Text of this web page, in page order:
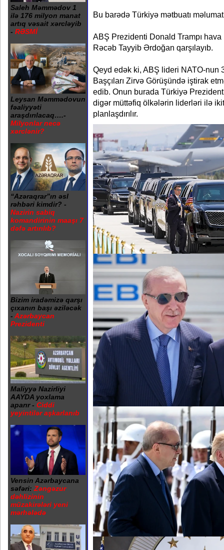
Saleh Məmmədov 1
ilə 176 milyon manat
artıq vəsait xərcləyib
- RƏSMİ
Leysan Məmmədovun
fəaliyyəti
araşdırılacaq….-
Milyonlar necə
xərclənir?
“Azəraqrar”ın əsl
rəhbəri kimdir? -
Nazirin sabiq
komandirinin maaşı 7
dəfə artırılıb?
Bizim iradəmizə qarşı
çıxanın başı əziləcək
- Azərbaycan
Prezidenti
Maliyyə Nazirliyi
AAYDA yoxlama
aparır - Ciddi
yeyintilər aşkarlanıb
Vensin Azərbaycana
səfəri: Zəngəzur
dəhlizinin
müzakirələri yeni
mərhələdə
Bu barədə Türkiyə mətbuatı məlumat
ABŞ Prezidenti Donald Trampı
Rəcəb Tayyib Ərdoğan qarşılayıb.
Qeyd edək ki, ABŞ lideri NATO-nun
Başçıları Zirvə Görüşündə iştirak
edib. Onun burada Türkiyə
digər müttəfiq ölkələrin liderləri ilə
planlaşdırılır.